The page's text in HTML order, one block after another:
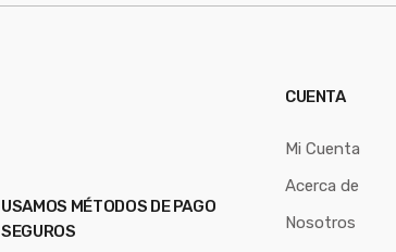
USAMOS MÉTODOS DE PAGO
SEGUROS
CUENTA
Mi Cuenta
Acerca de
Nosotros